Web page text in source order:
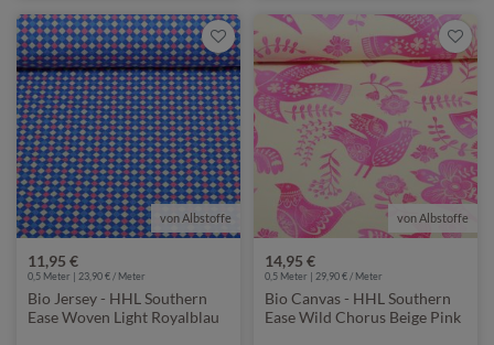
von Albstoffe
11,95 €
0,5 Meter | 23,90 € / Meter
Bio Jersey - HHL Southern
Ease Woven Light Royalblau
von Albstoffe
14,95 €
0,5 Meter | 29,90 € / Meter
Bio Canvas - HHL Southern
Ease Wild Chorus Beige Pink